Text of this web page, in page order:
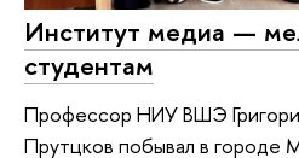
Институт медиа —
студентам
Профессор НИУ ВШЭ
Прутцков побывал в городе